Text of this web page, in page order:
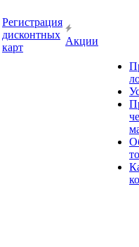
Регистрация
дисконтных
карт
Акции